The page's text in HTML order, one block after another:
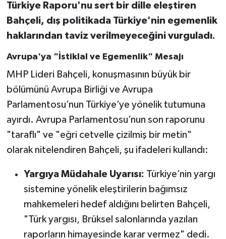
Türkiye Raporu'nu sert bir dille eleştiren
Bahçeli, dış politikada Türkiye'nin egemenlik
haklarından taviz verilmeyeceğini vurguladı.
Avrupa'ya "İstiklal ve Egemenlik" Mesajı
MHP Lideri Bahçeli, konuşmasının büyük bir
bölümünü Avrupa Birliği ve Avrupa
Parlamentosu’nun Türkiye’ye yönelik tutumuna
ayırdı. Avrupa Parlamentosu’nun son raporunu
"taraflı" ve "eğri cetvelle çizilmiş bir metin"
olarak nitelendiren Bahçeli, şu ifadeleri kullandı:
Yargıya Müdahale Uyarısı: Türkiye’nin yargı
sistemine yönelik eleştirilerin bağımsız
mahkemeleri hedef aldığını belirten Bahçeli,
"Türk yargısı, Brüksel salonlarında yazılan
raporların himayesinde karar vermez" dedi.